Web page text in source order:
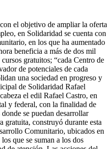
el objetivo de ampliar la oferta
en Solidaridad se cuenta con
en los que ha aumentado
beneficia a más de dos mil
gratuitos; “cada Centro de
de potenciales de cada
una sociedad en progreso y
de Solidaridad Rafael
el edil Rafael Castro, en
y federal, con la finalidad de
se puedan desarrollar
gratuita, construyó durante esta
Comunitario, ubicados en
que se suman a los dos